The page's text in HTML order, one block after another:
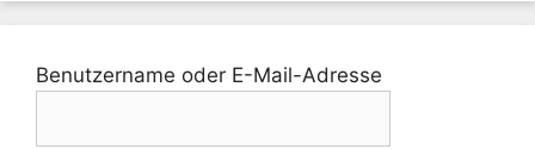
Benutzername oder E-Mail-Adresse